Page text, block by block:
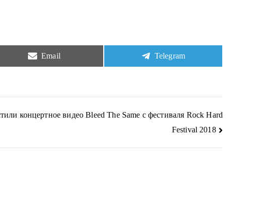
Share
Email
Share
Telegram
концертное видео Bleed The Same с фестиваля Rock Hard
Festival 2018